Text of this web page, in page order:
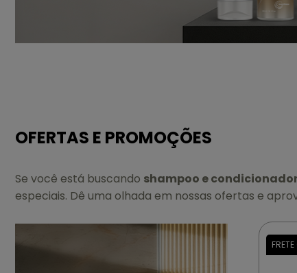
OFERTAS E PROMOÇÕES
Se você está buscando shampoo e
especiais. Dê uma olhada em nossas ofertas e